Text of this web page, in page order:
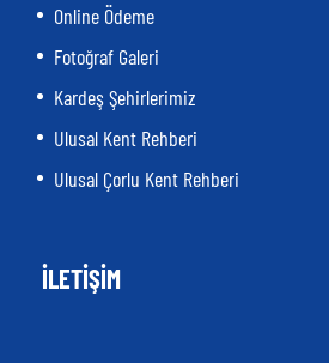
Online Ödeme
Fotoğraf Galeri
Kardeş Şehirlerimiz
Ulusal Kent Rehberi
Ulusal Çorlu Kent Rehberi
İLETİŞİM